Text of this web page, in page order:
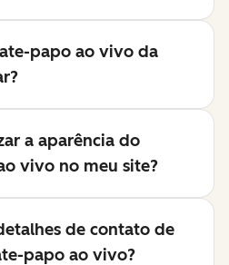
papo ao vivo da
a aparência do
vivo no meu site?
de contato de
papo ao vivo?